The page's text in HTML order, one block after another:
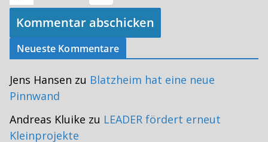
Neueste Kommentare
Jens Hansen zu Blatzheim hat eine neue
Pinnwand
Andreas Kluike zu LEADER fördert erneut
Kleinprojekte